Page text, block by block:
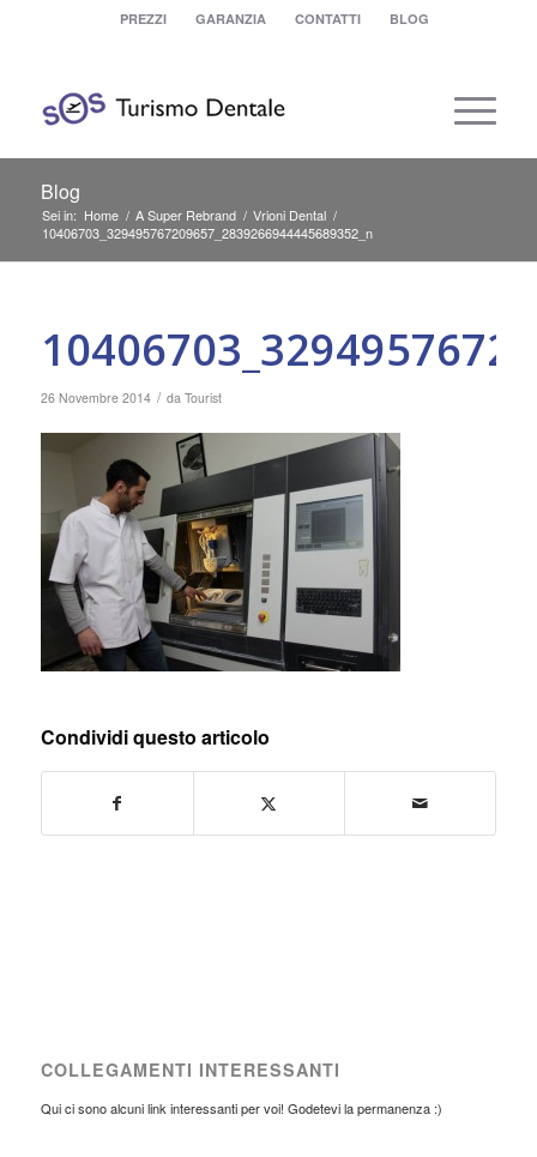
PREZZI GARANZIA CONTATTI BLOG
Blog
Sei in: Home / A Super Rebrand / Vrioni Dental /
10406703_329495767209657_2839266944445689352_n
26 Novembre 2014 / da Tourist
Condividi questo articolo
COLLEGAMENTI INTERESSANTI
Qui ci sono alcuni link interessanti per voi! Godetevi la permanenza :)